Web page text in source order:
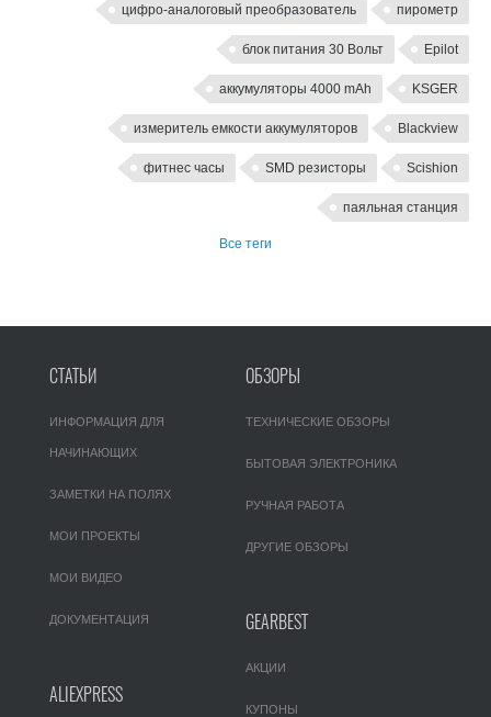
цифро-аналоговый преобразователь пирометр
блок питания 30 Вольт Epilot
аккумуляторы 4000 mAh KSGER
измеритель емкости аккумуляторов Blackview
фитнес часы SMD резисторы Scishion
паяльная станция
Все теги
СТАТЬИ
ИНФОРМАЦИЯ ДЛЯ
НАЧИНАЮЩИХ
ЗАМЕТКИ НА ПОЛЯХ
МОИ ПРОЕКТЫ
МОИ ВИДЕО
ДОКУМЕНТАЦИЯ
ОБЗОРЫ
ТЕХНИЧЕСКИЕ ОБЗОРЫ
БЫТОВАЯ ЭЛЕКТРОНИКА
РУЧНАЯ РАБОТА
ДРУГИЕ ОБЗОРЫ
GEARBEST
АКЦИИ
КУПОНЫ
ALIEXPRESS